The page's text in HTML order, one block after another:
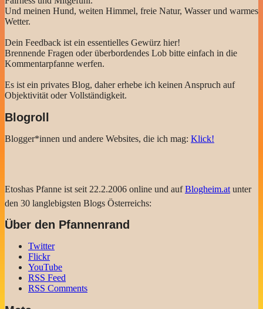
Und meinen Hund, weiten Himmel, freie Natur, Wasser und warmes
Wetter.
Dein Feedback ist ein essentielles Gewürz hier!
Brennende Fragen oder überbordendes Lob bitte einfach in die
Kommentarpfanne werfen.
Es ist ein privates Blog, daher erhebe ich keinen Anspruch auf
Objektivität oder Vollständigkeit.
Blogroll
Blogger*innen und andere Websites, die ich mag: Klick!
Etoshas Pfanne ist seit 22.2.2006 online und aufBlogheim.at unter
den 30 langlebigsten Blogs Österreichs:
Über den Pfannenrand
Twitter
Flickr
YouTube
RSS Feed
RSS Comments